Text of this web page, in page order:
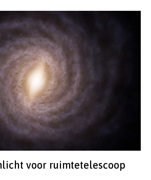
voor ruimtetelescoop